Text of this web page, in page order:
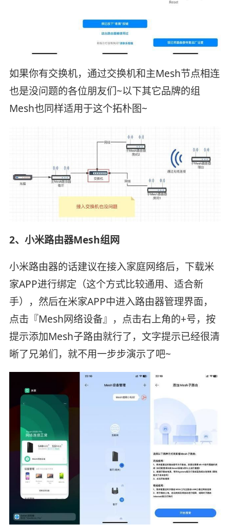
如果你有交换机，通过交换机和主Mesh节点相连
也是没问题的各位朋友们~以下其它品牌的组
Mesh也同样适用于这个拓朴图~
2、小米路由器Mesh组网
小米路由器的话建议在接入家庭网络后，下载米
家APP进行绑定（这个方式比较通用、适合新
手），然后在米家APP中进入路由器管理界面，
点击『Mesh网络设备』，点击右上角的+号，按
提示添加Mesh子路由就行了，文字提示已经很清
晰了兄弟们，就不用一步步演示了吧~